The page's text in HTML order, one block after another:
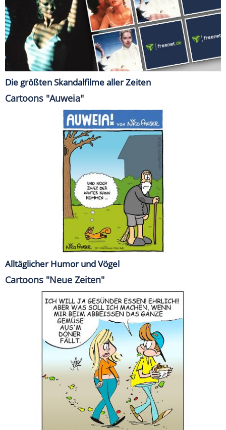
Die größten Skandalfilme aller Zeiten
Cartoons "Auweia"
Alltäglicher Humor und Vögel
Cartoons "Neue Zeiten"